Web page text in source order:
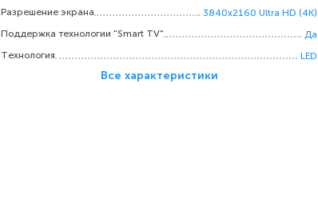
Разрешение экрана
3840x2160 Ultra HD (4K)
Поддержка технологии "Smart TV"
Да
Технология
LED
Все характеристики